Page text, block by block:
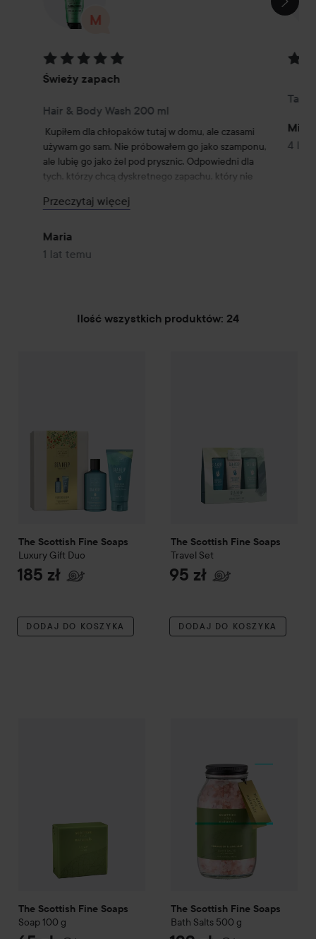
Ocena: 5 z 5
Świeży zapach
Hair & Body Wash 200 ml
Kupiłem dla chłopaków tutaj w domu, ale czasami
używam go sam. Nie próbowałem go jako szamponu,
ale lubię go jako żel pod prysznic. Odpowiedni dla
tych, którzy chcą dyskretnego zapachu, który nie
środowisku, w którym silne zapachy nie są
zapachem po prysznicu.
Przeczytaj więcej
Maria
1 lat temu
Mira
4 lat
Ilość wszystkich produktów: 24
The Scottish Fine Soaps
Luxury Gift Duo
185 zł
DODAJ DO KOSZYKA
The Scottish Fine Soaps
Travel Set
95 zł
DODAJ DO KOSZYKA
The Scottish Fine Soaps
Soap 100 g
The Scottish Fine Soaps
Bath Salts 500 g